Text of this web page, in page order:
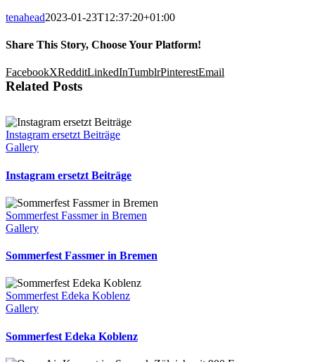
tenahead2023-01-23T12:37:20+01:00
Share This Story, Choose Your Platform!
FacebookXRedditLinkedInTumblrPinterestEmail
Related Posts
Instagram ersetzt Beiträge
Gallery
Instagram ersetzt Beiträge
Sommerfest Fassmer in Bremen
Gallery
Sommerfest Fassmer in Bremen
Sommerfest Edeka Koblenz
Gallery
Sommerfest Edeka Koblenz